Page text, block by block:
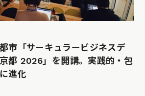
市「サーキュラービジネスデ
都 2026」を開講。実践的・包
進化